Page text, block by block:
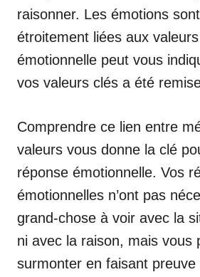
raisonner. Les émotions
étroitement liées aux
émotionnelle peut vous
vos valeurs clés a été
Comprendre ce lien entre
valeurs vous donne la clé
réponse émotionnelle. Vos
émotionnelles n’ont pas
grand-chose à voir avec la
ni avec la raison, mais vous
surmonter en faisant